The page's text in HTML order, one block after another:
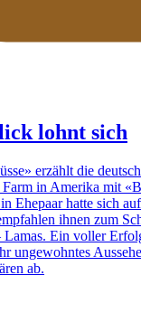
lohnt sich
erzählt die
in Amerika mit
Ehepaar hatte sich
ihnen zum
Lamas. Ein voller
ungewohntes
ab.